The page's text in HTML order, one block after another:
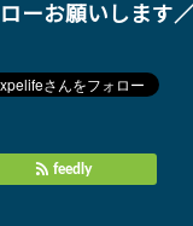
ーお願いします／
feedly